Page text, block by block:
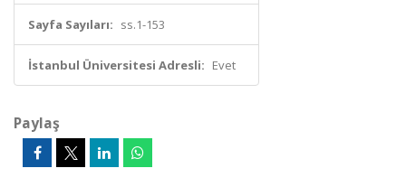
Sayfa Sayıları: ss.1-153
İstanbul Üniversitesi Adresli: Evet
Paylaş